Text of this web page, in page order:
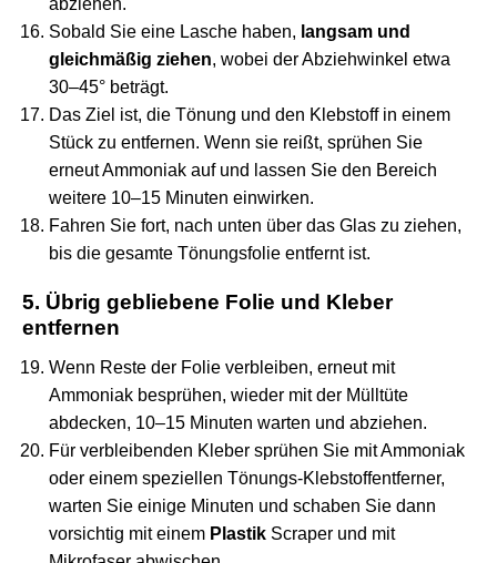
abziehen.
Sobald Sie eine Lasche haben, langsam und
gleichmäßig ziehen, wobei der Abziehwinkel etwa
30–45° beträgt.
Das Ziel ist, die Tönung und den Klebstoff in einem
Stück zu entfernen. Wenn sie reißt, sprühen Sie
erneut Ammoniak auf und lassen Sie den Bereich
weitere 10–15 Minuten einwirken.
Fahren Sie fort, nach unten über das Glas zu ziehen,
bis die gesamte Tönungsfolie entfernt ist.
5. Übrig gebliebene Folie und Kleber
entfernen
Wenn Reste der Folie verbleiben, erneut mit
Ammoniak besprühen, wieder mit der Mülltüte
abdecken, 10–15 Minuten warten und abziehen.
Für verbleibenden Kleber sprühen Sie mit Ammoniak
oder einem speziellen Tönungs-Klebstoffentferner,
warten Sie einige Minuten und schaben Sie dann
vorsichtig mit einem Plastik Scraper und mit